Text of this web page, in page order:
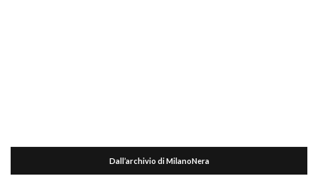
Dall’archivio di MilanoNera